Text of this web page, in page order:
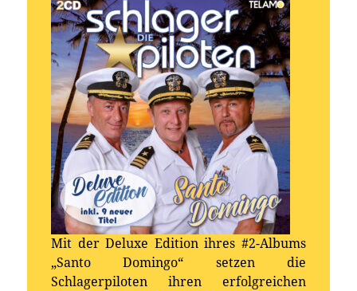
Mit der Deluxe Edition ihres #2-Albums
„Santo Domingo“ setzen die
Schlagerpiloten ihren erfolgreichen